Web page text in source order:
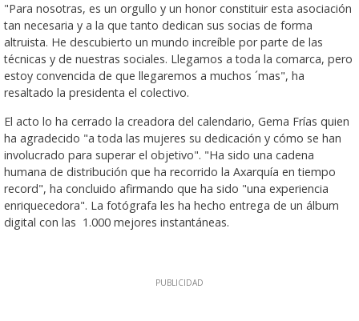
"Para nosotras, es un orgullo y un honor constituir esta asociación
tan necesaria y a la que tanto dedican sus socias de forma
altruista. He descubierto un mundo increíble por parte de las
técnicas y de nuestras sociales. Llegamos a toda la comarca, pero
estoy convencida de que llegaremos a muchos ´mas", ha
resaltado la presidenta el colectivo.
El acto lo ha cerrado la creadora del calendario, Gema Frías quien
ha agradecido "a toda las mujeres su dedicación y cómo se han
involucrado para superar el objetivo". "Ha sido una cadena
humana de distribución que ha recorrido la Axarquía en tiempo
record", ha concluido afirmando que ha sido "una experiencia
enriquecedora". La fotógrafa les ha hecho entrega de un álbum
digital con las 1.000 mejores instantáneas.